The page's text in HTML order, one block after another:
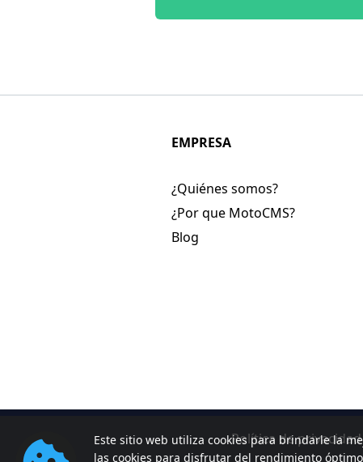
Este sitio web utiliza cookies para brindarle la
las cookies para disfrutar del rendimiento
EMPRESA
¿Quiénes somos?
¿Por que MotoCMS?
Blog
Política de privacidad